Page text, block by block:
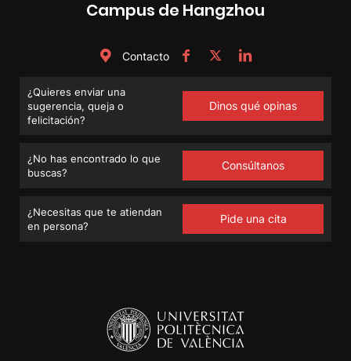
Campus de Hangzhou
Contacto
¿Quieres enviar una
sugerencia, queja o
felicitación?
Dinos qué opinas
¿No has encontrado lo que
buscas?
Consúltanos
¿Necesitas que te atiendan
en persona?
Pide una cita